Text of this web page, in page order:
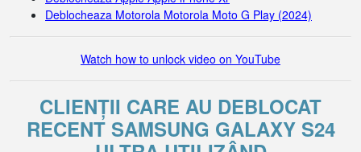
Deblocheaza Motorola Motorola Moto G Play (2024)
Watch how to unlock video on YouTube
CLIENȚII CARE AU DEBLOCAT
RECENT SAMSUNG GALAXY S24